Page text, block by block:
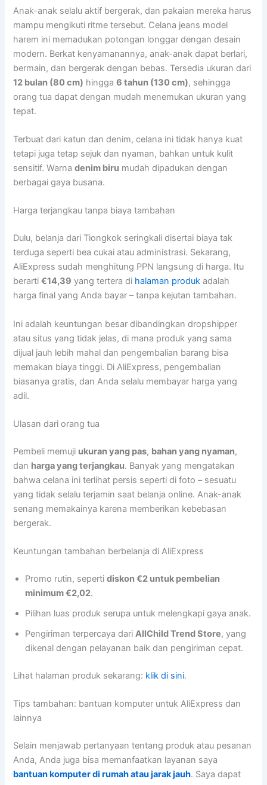
Anak-anak selalu aktif bergerak, dan pakaian mereka harus
mampu mengikuti ritme tersebut. Celana jeans model
harem ini memadukan potongan longgar dengan desain
modern. Berkat kenyamanannya, anak-anak dapat berlari,
bermain, dan bergerak dengan bebas. Tersedia ukuran dari
12 bulan (80 cm) hingga6 tahun (130 cm), sehingga
orang tua dapat dengan mudah menemukan ukuran yang
tepat.
Terbuat dari katun dan denim, celana ini tidak hanya kuat
tetapi juga tetap sejuk dan nyaman, bahkan untuk kulit
sensitif. Warnadenim biru mudah dipadukan dengan
berbagai gaya busana.
Harga terjangkau tanpa biaya tambahan
Dulu, belanja dari Tiongkok seringkali disertai biaya tak
terduga seperti bea cukai atau administrasi. Sekarang,
AliExpress sudah menghitung PPN langsung di harga. Itu
berarti€14,39 yang tertera di halaman produk adalah
harga final yang Anda bayar – tanpa kejutan tambahan.
Ini adalah keuntungan besar dibandingkan dropshipper
atau situs yang tidak jelas, di mana produk yang sama
dijual jauh lebih mahal dan pengembalian barang bisa
memakan biaya tinggi. Di AliExpress, pengembalian
biasanya gratis, dan Anda selalu membayar harga yang
adil.
Ulasan dari orang tua
Pembeli memuji ukuran yang pas, bahan yang nyaman,
dan harga yang terjangkau. Banyak yang mengatakan
bahwa celana ini terlihat persis seperti di foto – sesuatu
yang tidak selalu terjamin saat belanja online. Anak-anak
senang memakainya karena memberikan kebebasan
bergerak.
Keuntungan tambahan berbelanja di AliExpress
Promo rutin, sepertidiskon €2 untuk pembelian
minimum €2,02.
Pilihan luas produk serupa untuk melengkapi gaya anak.
Pengiriman terpercaya dariAllChild Trend Store, yang
dikenal dengan pelayanan baik dan pengiriman cepat.
Lihat halaman produk sekarang: klik di sini.
Tips tambahan: bantuan komputer untuk AliExpress dan
lainnya
Selain menjawab pertanyaan tentang produk atau pesanan
Anda, Anda juga bisa memanfaatkan layanan saya
bantuan komputer di rumah atau jarak jauh. Saya dapat